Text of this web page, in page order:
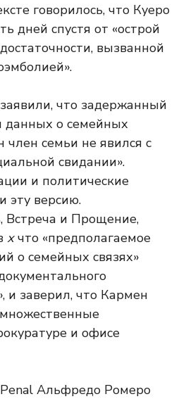
говорилось, что Куеро
дней спустя от «острой
вызванной
что задержанный
данных о семейных
член семьи не явился с
свидании».
и политические
эту версию.
Встреча и Прощение,
хчто «предполагаемое
о семейных связях»
и заверил, что Кармен
и офисе
Альфредо Ромеро